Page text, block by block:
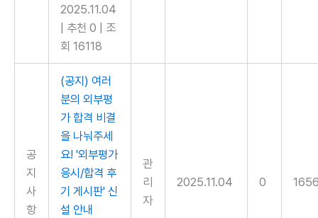
2025.11.04
추천 0
조
회 16118
공
지
사
항
(공지) 여러
분의 외부평
가 합격 비결
을 나눠주세
요! '외부평가
응시/합격 후
기 게시판' 신
설 안내
관
리
자
2025.11.04 0